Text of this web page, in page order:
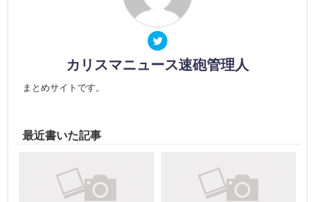
カリスマニュース速砲管理人
まとめサイトです。
最近書いた記事